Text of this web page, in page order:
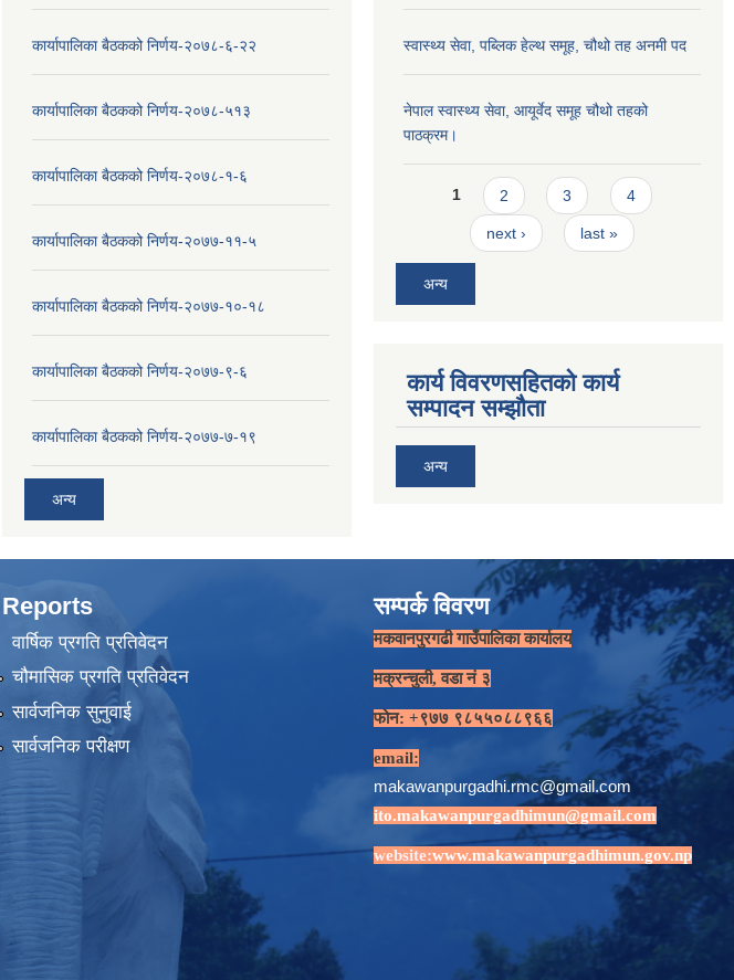
कार्यापालिका बैठकको निर्णय-२०७८-६-२२
कार्यापालिका बैठकको निर्णय-२०७८-५१३
कार्यापालिका बैठकको निर्णय-२०७८-१-६
कार्यापालिका बैठकको निर्णय-२०७७-११-५
कार्यापालिका बैठकको निर्णय-२०७७-१०-१८
कार्यापालिका बैठकको निर्णय-२०७७-९-६
कार्यापालिका बैठकको निर्णय-२०७७-७-१९
अन्य
स्वास्थ्य सेवा, पब्लिक हेल्‍थ समूह, चौथो तह अनमी पद
नेपाल स्वास्थ्य सेवा, आयूर्वेद समूह चौथो तहको
पाठक्रम।
Pages
1 2 3 4
next › last »
अन्य
कार्य विवरणसहितको कार्य
सम्पादन सम्झौता
अन्य
Reports
वार्षिक प्रगति प्रतिवेदन
चौमासिक प्रगति प्रतिवेदन
सार्वजनिक सुनुवाई
सार्वजनिक परीक्षण
सम्पर्क विवरण
मकवानपुरगढी गाउँपालिका कार्यालय
मक्रन्चुली, वडा नं ३
फोन: +९७७ ९८५५०८८९६६
email:
makawanpurgadhi.rmc@gmail.com
ito.makawanpurgadhimun@gmail.com
website:www.makawanpurgadhimun.gov.np